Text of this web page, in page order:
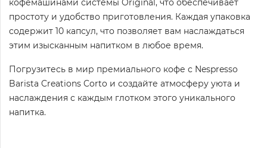
кофемашинами системы Original, что обеспечивает
простоту и удобство приготовления. Каждая упаковка
содержит 10 капсул, что позволяет вам наслаждаться
этим изысканным напитком в любое время.
Погрузитесь в мир премиального кофе с Nespresso
Barista Creations Corto и создайте атмосферу уюта и
наслаждения с каждым глотком этого уникального
напитка.